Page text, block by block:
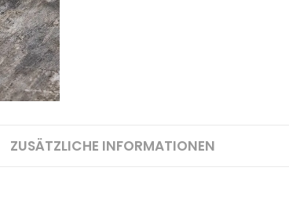
ZUSÄTZLICHE INFORMATIONEN